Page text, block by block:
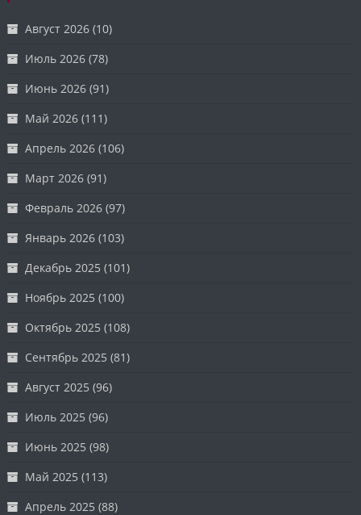
Август 2026 (10)
Июль 2026 (78)
Июнь 2026 (91)
Май 2026 (111)
Апрель 2026 (106)
Март 2026 (91)
Февраль 2026 (97)
Январь 2026 (103)
Декабрь 2025 (101)
Ноябрь 2025 (100)
Октябрь 2025 (108)
Сентябрь 2025 (81)
Август 2025 (96)
Июль 2025 (96)
Июнь 2025 (98)
Май 2025 (113)
Апрель 2025 (88)